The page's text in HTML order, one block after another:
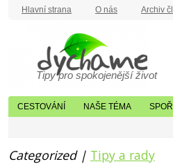
Hlavní strana O nás Archiv
Tipy pro spokojenější život
CESTOVÁNÍ NAŠE TÉMA
Categorized | Tipy a rady